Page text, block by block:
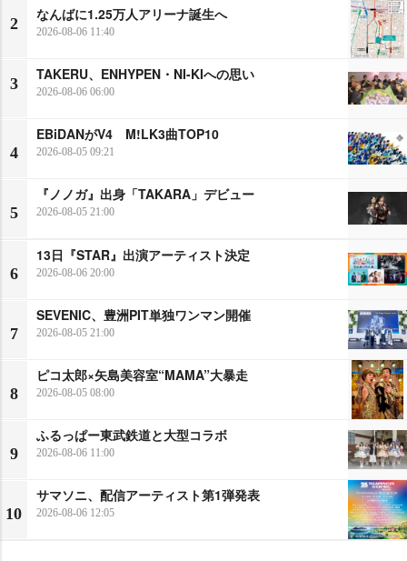
2
なんばに1.25万人アリーナ誕生へ
2026-08-06 11:40
3
TAKERU、ENHYPEN・NI-KIへの思い
2026-08-06 06:00
4
EBiDANがV4 M!LK3曲TOP10
2026-08-05 09:21
5
『ノノガ』出身「TAKARA」デビュー
2026-08-05 21:00
6
13日『STAR』出演アーティスト決定
2026-08-06 20:00
7
SEVENIC、豊洲PIT単独ワンマン開催
2026-08-05 21:00
8
ピコ太郎×矢島美容室“MAMA”大暴走
2026-08-05 08:00
9
ふるっぱー東武鉄道と大型コラボ
2026-08-06 11:00
10
サマソニ、配信アーティスト第1弾発表
2026-08-06 12:05